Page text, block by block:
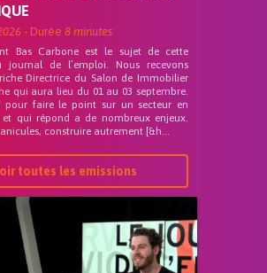
- Durée 8 minutes
Bas Carbone est le sujet de cette
journal de l’emploi. Nous recevons
Directrice du Salon de Immobilier
qui aura lieu du 01 au 03 septembre.
pour faire le point sur un secteur en
et qui répond a de nombreux enjeux.
construire autrement [&h...
toutes les emissions